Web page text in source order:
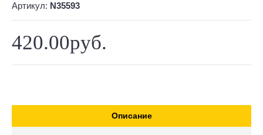
Артикул: N35593
420.00руб.
Описание